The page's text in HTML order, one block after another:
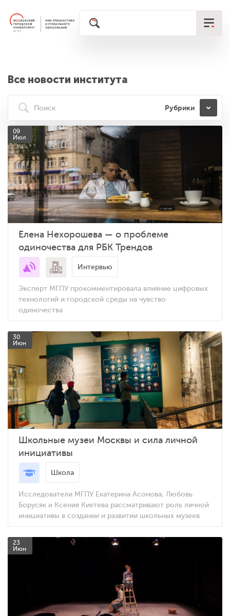
Все новости института
Рубрики
09
Июл
Елена Нехорошева — о проблеме
одиночества для РБК Трендов
Интервью
Эксперт МГПУ прокомментировала влияние цифровых
технологий и городской среды на чувство
одиночества
30
Июн
Школьные музеи Москвы и сила личной
инициативы
Школа
Исследователи МГПУ Екатерина Асонова, Любовь
Борусяк и Ксения Киктева рассматривают роль личной
инициативы в создании и развитии школьных музеев
23
Июн